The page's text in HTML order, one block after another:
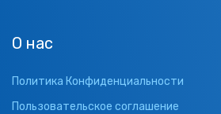
О нас
Политика Конфиденциальности
Пользовательское соглашение